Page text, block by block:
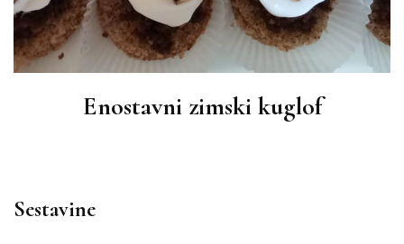
Enostavni zimski kuglof
Sestavine